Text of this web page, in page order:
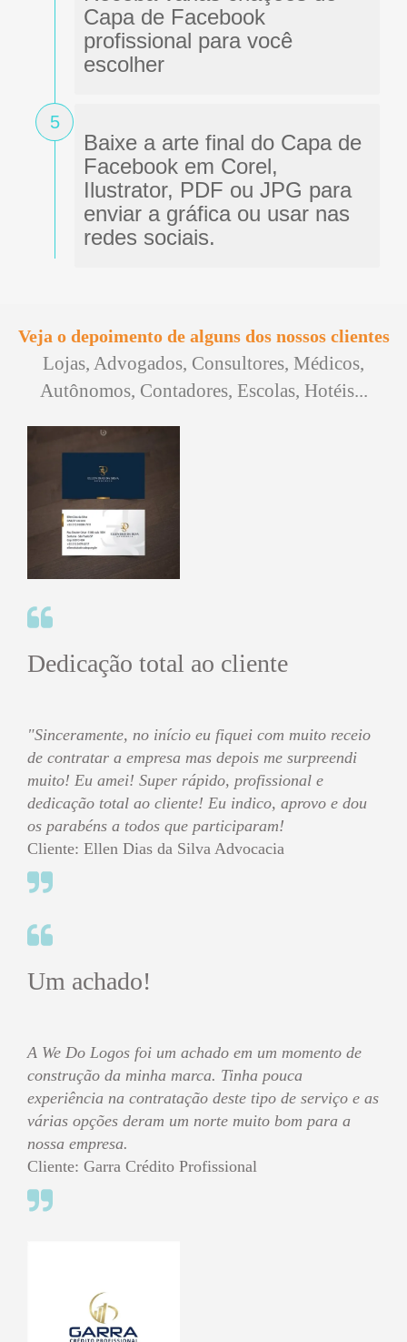
Capa de Facebook
profissional para você
escolher
5
Baixe a arte final do Capa de
Facebook em Corel,
Ilustrator, PDF ou JPG para
enviar a gráfica ou usar nas
redes sociais.
Veja o depoimento de alguns dos nossos clientes
Lojas, Advogados, Consultores, Médicos,
Autônomos, Contadores, Escolas, Hotéis...
Dedicação total ao cliente
"Sinceramente, no início eu fiquei com muito receio
de contratar a empresa mas depois me surpreendi
muito! Eu amei! Super rápido, profissional e
dedicação total ao cliente! Eu indico, aprovo e dou
os parabéns a todos que participaram!
Cliente: Ellen Dias da Silva Advocacia
Um achado!
A We Do Logos foi um achado em um momento de
construção da minha marca. Tinha pouca
experiência na contratação deste tipo de serviço e as
várias opções deram um norte muito bom para a
nossa empresa.
Cliente: Garra Crédito Profissional